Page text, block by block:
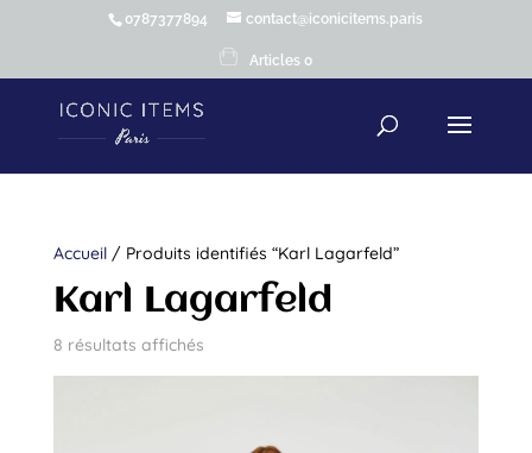
0787377894 contact@iconicitems.paris
Articles 0
Accueil/ Produits identifiés “Karl Lagarfeld”
Karl Lagarfeld
8 résultats affichés